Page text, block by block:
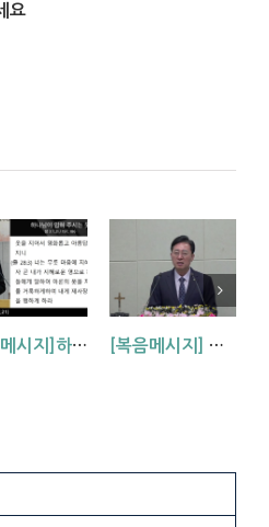
요
[복음메시지]하나님이 입혀주시는 옷 (창 3:7,21) [복음메시지] 엘리야 때(사도시대)처럼 (왕하 2:1-14)